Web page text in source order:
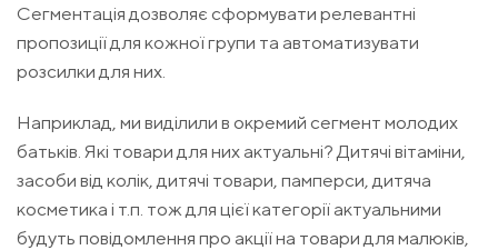
Сегментація дозволяє сформувати релевантні
пропозиції для кожної групи та автоматизувати
розсилки для них.
Наприклад, ми виділили в окремий сегмент молодих
батьків. Які товари для них актуальні? Дитячі вітаміни,
засоби від колік, дитячі товари, памперси, дитяча
косметика і т.п. тож для цієї категорії актуальними
будуть повідомлення про акції на товари для малюків,